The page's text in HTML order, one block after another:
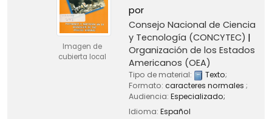
Imagen de
cubierta local
por
Consejo Nacional de Ciencia
y Tecnología (CONCYTEC)
Organización de los Estados
Americanos (OEA)
Tipo de material: Texto;
Formato: caracteres normales ;
Audiencia: Especializado;
Idioma: Español